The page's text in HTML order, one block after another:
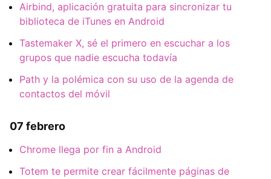
Airbind, aplicación gratuita para sincronizar tu
biblioteca de iTunes en Android
Tastemaker X, sé el primero en escuchar a los
grupos que nadie escucha todavía
Path y la polémica con su uso de la agenda de
contactos del móvil
07 febrero
Chrome llega por fin a Android
Totem te permite crear fácilmente páginas de